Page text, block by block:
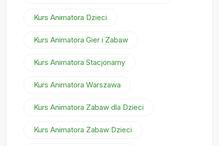
Kurs Animatora Dzieci
Kurs Animatora Gier i Zabaw
Kurs Animatora Stacjonarny
Kurs Animatora Warszawa
Kurs Animatora Zabaw dla Dzieci
Kurs Animatora Zabaw Dzieci